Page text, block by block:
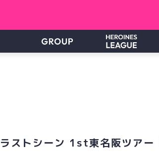
ラストシーン 1st東名阪ツアー